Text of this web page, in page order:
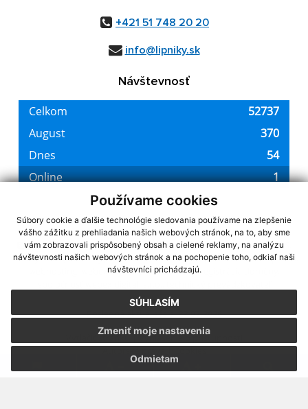
Používame cookies
Súbory cookie a ďalšie technológie sledovania používame na zlepšenie
vášho zážitku z prehliadania našich webových stránok, na to, aby sme
vám zobrazovali prispôsobený obsah a cielené reklamy, na analýzu
návštevnosti našich webových stránok a na pochopenie toho, odkiaľ naši
návštevníci prichádzajú.
SÚHLASÍM
Odmietam
Zmeniť moje nastavenia
+421 51 748 20 20
info@lipniky.sk
Návštevnosť
využite možnosť získavania aktuálnych informácií s využitím RSS
CMS systém (redakčný) systém ECHELON 2,Mapa stránok,web portál
webex.digital, s.r.o.,domény,registrácia domény
Posledná aktualizácia:22.07.2026
Vytlačiť stránku|Vyhlásenie o prístupnosti